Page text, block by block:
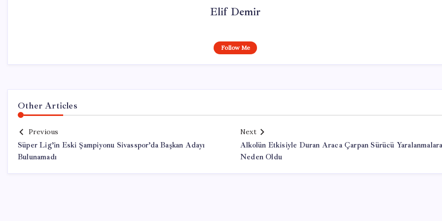
Elif Demir
Follow Me
Other Articles
Previous
Süper Lig’in Eski Şampiyonu Sivasspor’da Başkan Adayı
Bulunamadı
Next
Alkolün Etkisiyle Duran Araca Çarpan Sürücü
Neden Oldu